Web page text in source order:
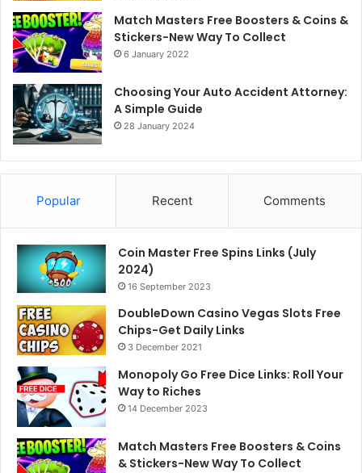
Match Masters Free Boosters & Coins &
Stickers-New Way To Collect
6 January 2022
Choosing Your Auto Accident Attorney:
A Simple Guide
28 January 2024
Popular Recent Comments
Coin Master Free Spins Links (July
2024)
16 September 2023
DoubleDown Casino Vegas Slots Free
Chips-Get Daily Links
3 December 2021
Monopoly Go Free Dice Links: Roll Your
Way to Riches
14 December 2023
Match Masters Free Boosters & Coins
& Stickers-New Way To Collect